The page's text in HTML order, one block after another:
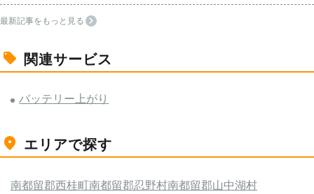
最新記事をもっと見る
関連サービス
バッテリー上がり
エリアで探す
南都留郡西桂町南都留郡忍野村南都留郡山中湖村